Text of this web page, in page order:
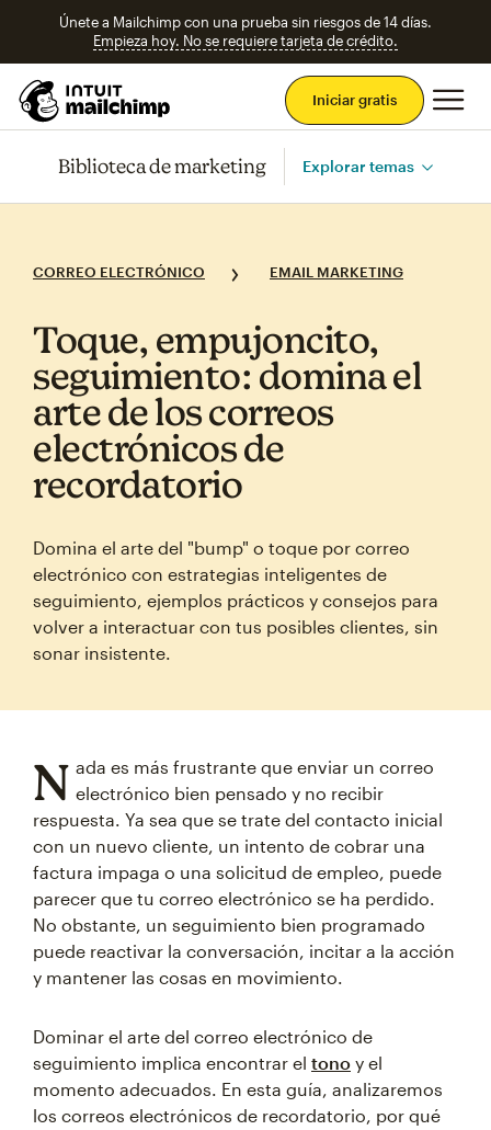
Únete a Mailchimp con una prueba sin riesgos de 14 días.
Empieza hoy. No se requiere tarjeta de crédito.
Iniciar gratis
Biblioteca de marketing Explorar temas
CORREO ELECTRÓNICO EMAIL MARKETING
Toque, empujoncito,
seguimiento: domina el
arte de los correos
electrónicos de
recordatorio
Domina el arte del "bump" o toque por correo
electrónico con estrategias inteligentes de
seguimiento, ejemplos prácticos y consejos para
volver a interactuar con tus posibles clientes, sin
sonar insistente.
N ada es más frustrante que enviar un correo
electrónico bien pensado y no recibir
respuesta. Ya sea que se trate del contacto inicial
con un nuevo cliente, un intento de cobrar una
factura impaga o una solicitud de empleo, puede
parecer que tu correo electrónico se ha perdido.
No obstante, un seguimiento bien programado
puede reactivar la conversación, incitar a la acción
y mantener las cosas en movimiento.
Dominar el arte del correo electrónico de
seguimiento implica encontrar el tono y el
momento adecuados. En esta guía, analizaremos
los correos electrónicos de recordatorio, por qué